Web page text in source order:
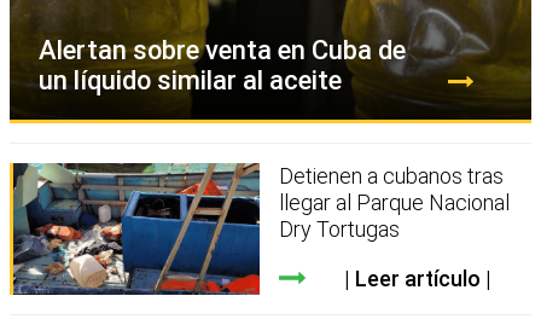
Alertan sobre venta en Cuba de
un líquido similar al aceite
Detienen a cubanos tras
llegar al Parque Nacional
Dry Tortugas
Leer artículo